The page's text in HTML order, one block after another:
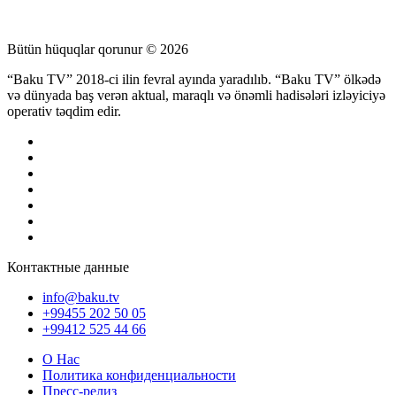
Bütün hüquqlar qorunur © 2026
“Baku TV” 2018-ci ilin fevral ayında yaradılıb. “Baku TV” ölkədə
və dünyada baş verən aktual, maraqlı və önəmli hadisələri izləyiciyə
operativ təqdim edir.
Контактные данные
info@baku.tv
+99455 202 50 05
+99412 525 44 66
О Нас
Политика конфиденциальности
Пресс-релиз